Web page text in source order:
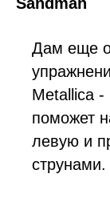
Дам еще
Metallica
поможет
левую и
струнами.